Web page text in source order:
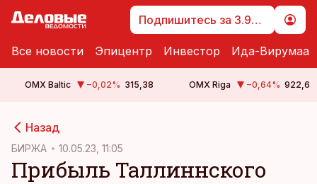
Подпишитесь за 3.99 €
Все новости Эпицентр Инвестор Ида-Вирумаа
OMX Baltic −0,02% 315,38 OMX Riga −0,64% 922,6
Назад
БИРЖА 10.05.23, 11:05
Прибыль Таллиннского